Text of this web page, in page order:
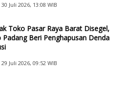
30 Juli 2026, 13:08 WIB
Toko Pasar Raya Barat Disegel,
Padang Beri Penghapusan Denda
29 Juli 2026, 09:52 WIB